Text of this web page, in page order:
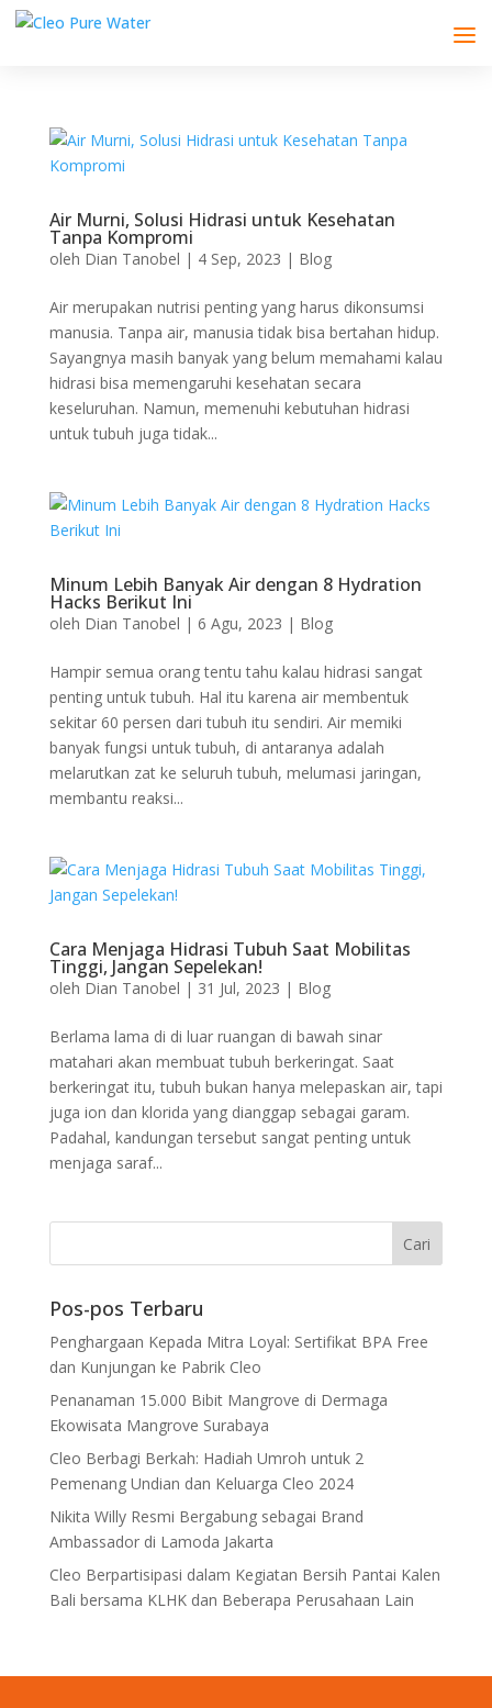
Air Murni, Solusi Hidrasi untuk Kesehatan
Tanpa Kompromi
oleh Dian Tanobel | 4 Sep, 2023 | Blog
Air merupakan nutrisi penting yang harus dikonsumsi
manusia. Tanpa air, manusia tidak bisa bertahan hidup.
Sayangnya masih banyak yang belum memahami kalau
hidrasi bisa memengaruhi kesehatan secara
keseluruhan. Namun, memenuhi kebutuhan hidrasi
untuk tubuh juga tidak...
Minum Lebih Banyak Air dengan 8 Hydration
Hacks Berikut Ini
oleh Dian Tanobel | 6 Agu, 2023 | Blog
Hampir semua orang tentu tahu kalau hidrasi sangat
penting untuk tubuh. Hal itu karena air membentuk
sekitar 60 persen dari tubuh itu sendiri. Air memiki
banyak fungsi untuk tubuh, di antaranya adalah
melarutkan zat ke seluruh tubuh, melumasi jaringan,
membantu reaksi...
Cara Menjaga Hidrasi Tubuh Saat Mobilitas
Tinggi, Jangan Sepelekan!
oleh Dian Tanobel | 31 Jul, 2023 | Blog
Berlama lama di di luar ruangan di bawah sinar
matahari akan membuat tubuh berkeringat. Saat
berkeringat itu, tubuh bukan hanya melepaskan air, tapi
juga ion dan klorida yang dianggap sebagai garam.
Padahal, kandungan tersebut sangat penting untuk
menjaga saraf...
Pos-pos Terbaru
Penghargaan Kepada Mitra Loyal: Sertifikat BPA Free
dan Kunjungan ke Pabrik Cleo
Penanaman 15.000 Bibit Mangrove di Dermaga
Ekowisata Mangrove Surabaya
Cleo Berbagi Berkah: Hadiah Umroh untuk 2
Pemenang Undian dan Keluarga Cleo 2024
Nikita Willy Resmi Bergabung sebagai Brand
Ambassador di Lamoda Jakarta
Cleo Berpartisipasi dalam Kegiatan Bersih Pantai Kalen
Bali bersama KLHK dan Beberapa Perusahaan Lain